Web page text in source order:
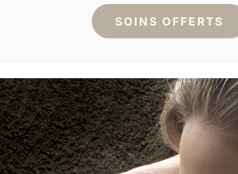
SOINS OFFERTS